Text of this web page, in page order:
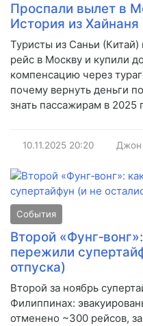
Проспали вылет в
История из Хайнаня
Туристы из Саньи
рейс в Москву и купили
компенсацию через
почему вернуть деньги
знать пассажирам в 2025
10.11.2025 20:20 Джон
События
Второй
пережили
отпуска)
Второй за ноябрь
Филиппинах:
отменено ~300 рейсов,